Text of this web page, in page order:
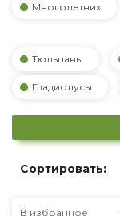
Многолетних
Тюльпаны
Гладиолусы
Сортировать:
В избранное